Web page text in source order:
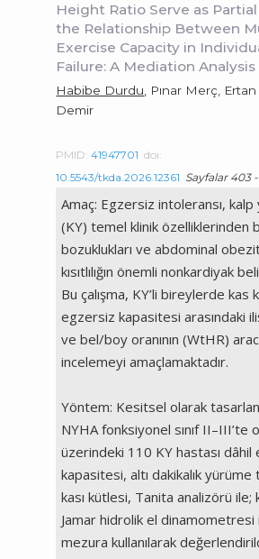
Height Ratio Serve as
the Relationship Between
Exercise Capacity in
Failure: A Mediation Analysis
Habibe Durdu , Pınar Merç,
Demir
PMID:41947701 doi:
10.5543/tkda.2026.12361 Sayfalar 403 -
Amaç: Egzersiz intoleransı,
(KY) temel klinik özelliklerinden
bozuklukları ve abdominal
kısıtlılığın önemli nonkardiyak
Bu çalışma, KY’li bireylerde kas
egzersiz kapasitesi arasındaki
ve bel/boy oranının (WtHR)
incelemeyi amaçlamaktadır.
Yöntem: Kesitsel olarak
NYHA fonksiyonel sınıf II–III’te
üzerindeki 110 KY hastası dâhil
kapasitesi, altı dakikalık
kası kütlesi, Tanita analizörü ile;
Jamar hidrolik el
mezura kullanılarak